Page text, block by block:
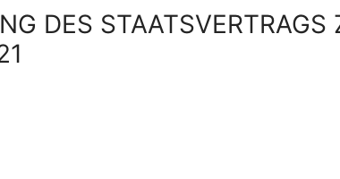
DES STAATSVERTRAGS